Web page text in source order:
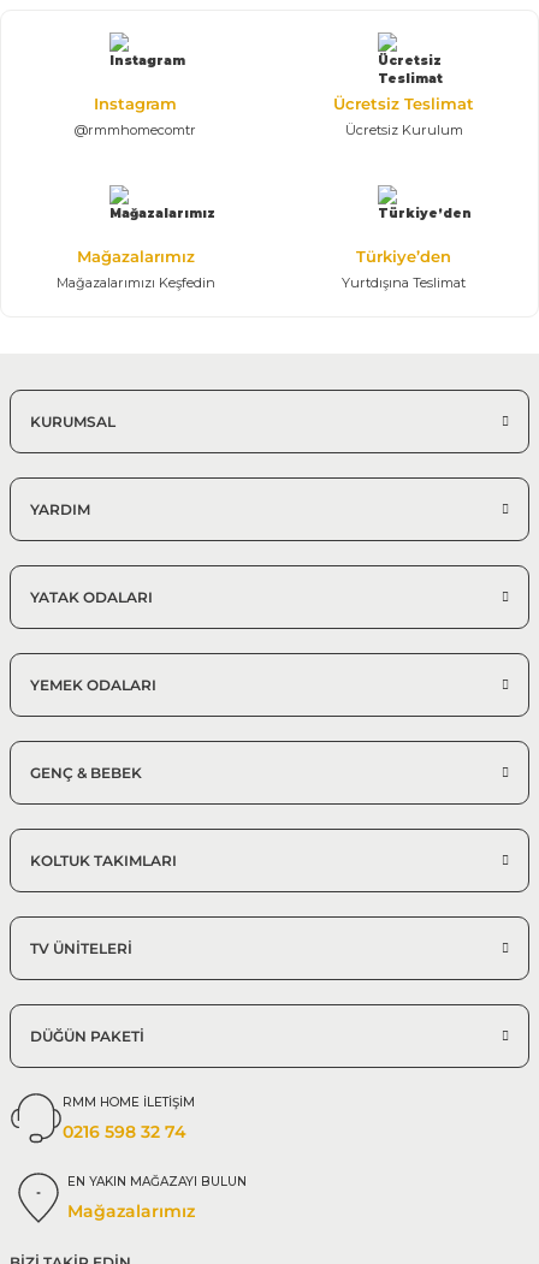
Instagram
@rmmhomecomtr
Ücretsiz Teslimat
Ücretsiz Kurulum
Mağazalarımız
Mağazalarımızı Keşfedin
Türkiye’den
Yurtdışına Teslimat
KURUMSAL
YARDIM
YATAK ODALARI
YEMEK ODALARI
GENÇ & BEBEK
KOLTUK TAKIMLARI
TV ÜNİTELERİ
DÜĞÜN PAKETİ
RMM HOME İLETİŞİM
0216 598 32 74
EN YAKIN MAĞAZAYI BULUN
Mağazalarımız